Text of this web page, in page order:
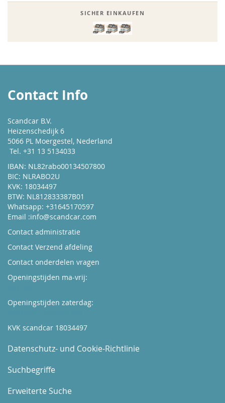
SICHER EINKAUFEN
Contact Info
Scandcar B.V.
Heizenschedijk 6
5066 PL Moergestel, Nederland
Tel. +31 13 5134033
IBAN: NL82rabo00134507800
BIC: NLRABO2U
KVK: 18034497
BTW: NL812833387B01
Whatsapp: +31645170597
Email :info@scandcar.com
Contact administratie
Contact Verzend afdeling
Contact onderdelen vragen
Openingstijden ma-vrij:
Openingstijden zaterdag:
KVK scandcar 18034497
Datenschutz- und Cookie-Richtlinie
Suchbegriffe
Erweiterte Suche